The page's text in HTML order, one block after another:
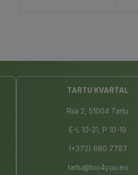
TARTU KVARTAL
Riia 2, 51004 Tartu
E-L 10-21, P 10-19
(+372) 680 7787
tartu@bio4you.eu